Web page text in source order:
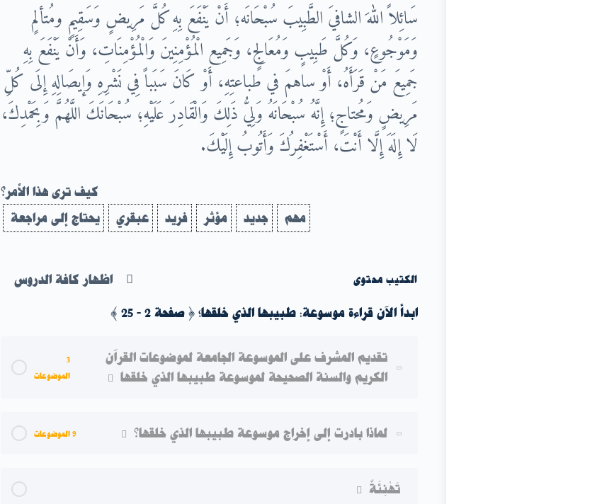
سَائِلاً اللهَ الشافيَ الطَّبِيبَ سُبْحَانَه؛ أَنْ يَنْفَعَ بِهِ كُلَّ مَرِيضٍ وَسَقِيمٍ ومُتألمٍ
وَمَوْجُوعٍ، وَكُلَّ طَبِيبٍ وَمُعَالِجٍ، وَجَمِيع الْمُؤْمِنِينَ وَالْمُؤْمِنَاتِ، وَأَنْ يَنْفَعَ بِهِ
جَمِيعَ مَنْ قَرَأَهُ، أَوْ ساهمَ في طباعتِهِ، أَوْ كَانَ سَبَباً فِي نَشْرِهِ وَإيصَالِهِ إِلَى كُلِّ
مَرِيضٍ وَمُحتاجٍ؛ إِنَّهُ سُبْحَانَهُ وَلِيُّ ذَلِكَ وَالْقَادِرَ عَلَيْهِ؛ سُبْحَانَكَ اللَّهُمَّ وَبِحَمْدِكَ،
لَا إِلَهَ إِلَّا أَنْتَ، أَسْتَغْفِرُكَ وَأَتُوبُ إِلَيْكَ.
كيف ترى هذا الأمر؟
مهم
جديد مؤثر فريد عبقري يحتاج إلى مراجعة
الكتيب محتوى اظهار كافة الدروس
ابدأ الآن قراءة موسوعة: طبيبها الذي خلقها؛ { صفحة 2 - 25 }
تقديم المشرف على الموسوعة الجامعة لموضوعات القرآن
الكريم والسنة الصحيحة لموسوعة طبيبها الذي خلقها
3
الموضوعات
لماذا بادرت إلى إخراج موسوعة طبيبها الذي خلقها؟ 9 الموضوعات
محتوى الدرس
تَهْنِئَةٌ